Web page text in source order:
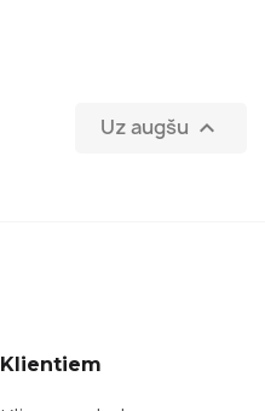
Uz augšu 
Klientiem